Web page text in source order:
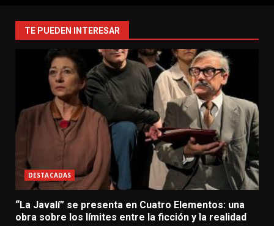
TE PUEDEN INTERESAR
DESTACADAS
“La Javalí” se presenta en Cuatro Elementos: una
obra sobre los límites entre la ficción y la realidad